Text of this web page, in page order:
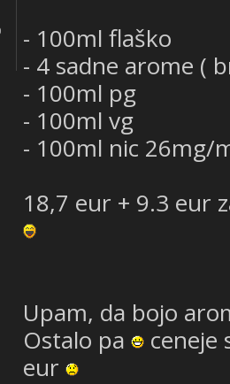
- 100ml flaško
- 4 sadne arome (
- 100ml pg
- 100ml vg
- 100ml nic 26mg/
18,7 eur + 9.3 eur
Upam, da bojo
Ostalo pa
ceneje
eur